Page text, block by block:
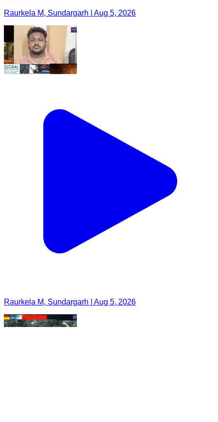
Raurkela M, Sundargarh | Aug 5, 2026
Raurkela M, Sundargarh | Aug 5, 2026